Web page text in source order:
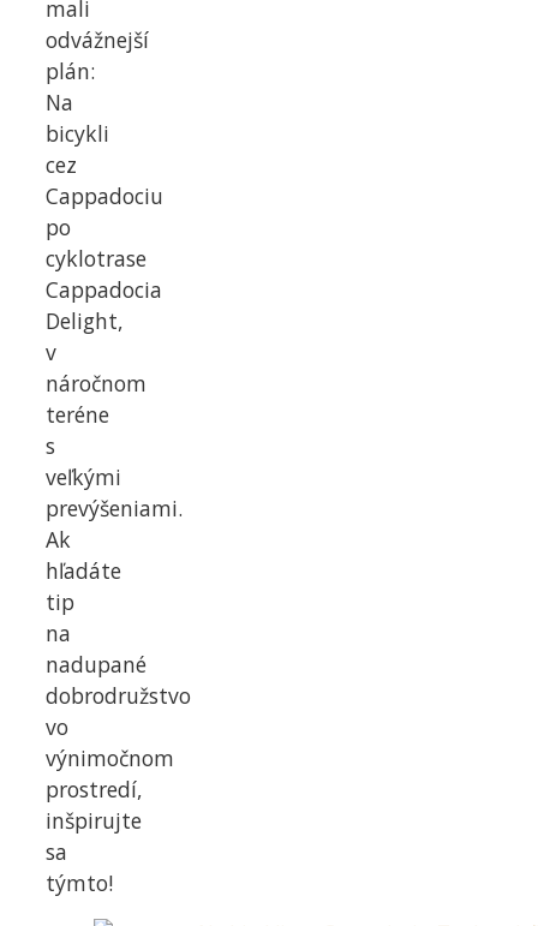
mali
odvážnejší
plán:
Na
bicykli
cez
Cappadociu
po
cyklotrase
Cappadocia
Delight,
v
náročnom
teréne
s
veľkými
prevýšeniami.
Ak
hľadáte
tip
na
nadupané
dobrodružstvo
vo
výnimočnom
prostredí,
inšpirujte
sa
týmto!